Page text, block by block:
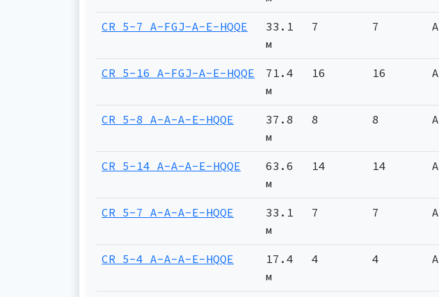
CR 5-7 A-FGJ-A-E-HQQE
33.1
м
7 7 A
CR 5-16 A-FGJ-A-E-HQQE
71.4
м
16 16 A
CR 5-8 A-A-A-E-HQQE
37.8
м
8 8 A
CR 5-14 A-A-A-E-HQQE
63.6
м
14 14 A
CR 5-7 A-A-A-E-HQQE
33.1
м
7 7 A
CR 5-4 A-A-A-E-HQQE
17.4
м
4 4 A